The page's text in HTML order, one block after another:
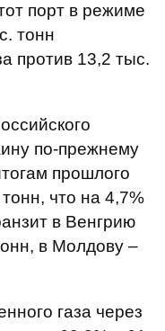
порт в режиме
тонн
против 13,2 тыс.
по-прежнему
прошлого
что на 4,7%
в Венгрию
в Молдову –
газа через